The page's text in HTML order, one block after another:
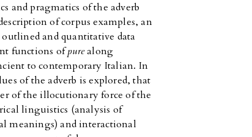
and pragmatics of the adverb
of corpus examples, an
and quantitative data
functions ofpurealong
to contemporary Italian. In
of the adverb is explored, that
of the illocutionary force of the
linguistics (analysis of
meanings) and interactional